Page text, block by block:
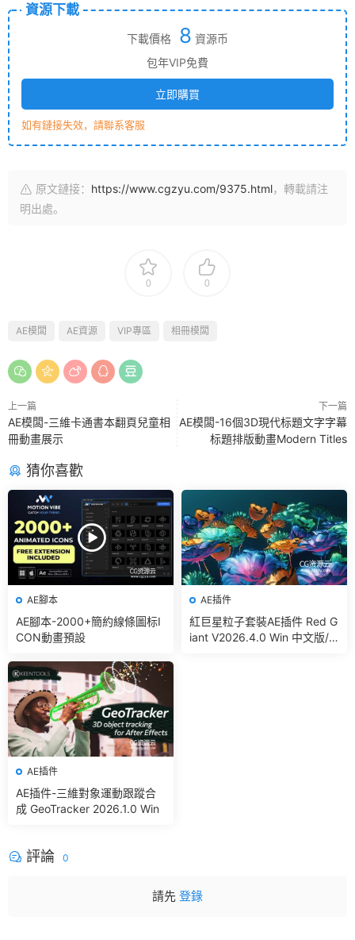
資源下載
下載價格 8 資源币
包年VIP免費
立即購買
如有鏈接失效，請聯系客服
原文鏈接： https://www.cgzyu.com/9375.html，轉載請注
明出處。
0 0
AE模闆 AE資源 VIP專區 相冊模闆
上一篇
AE模闆-三維卡通書本翻頁兒童相
冊動畫展示
下一篇
AE模闆-16個3D現代标題文字字幕
标題排版動畫Modern Titles
猜你喜歡
AE腳本
AE腳本-2000+簡約線條圖标I
CON動畫預設
AE插件
紅巨星粒子套裝AE插件 Red G
iant V2026.4.0 Win 中文版/
AE插件
AE插件-三維對象運動跟蹤合
成 GeoTracker 2026.1.0 Win
評論 0
請先 登錄